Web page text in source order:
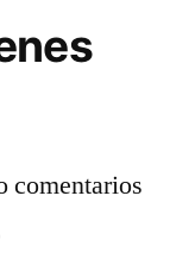
comentarios